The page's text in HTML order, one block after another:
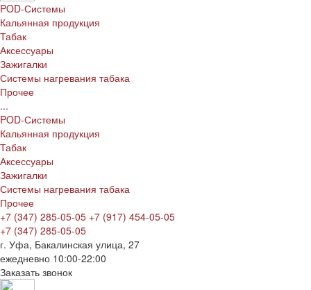
POD-Системы
Кальянная продукция
Табак
Аксессуары
Зажигалки
Системы нагревания табака
Прочее
...
POD-Системы
Кальянная продукция
Табак
Аксессуары
Зажигалки
Системы нагревания табака
Прочее
+7 (347) 285-05-05 +7 (917) 454-05-05
+7 (347) 285-05-05
г. Уфа, Бакалинская улица, 27
ежедневно 10:00-22:00
Заказать звонок